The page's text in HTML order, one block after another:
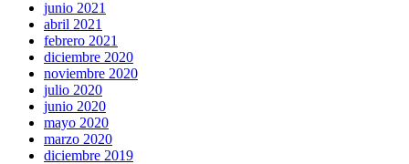
junio 2021
abril 2021
febrero 2021
diciembre 2020
noviembre 2020
julio 2020
junio 2020
mayo 2020
marzo 2020
diciembre 2019